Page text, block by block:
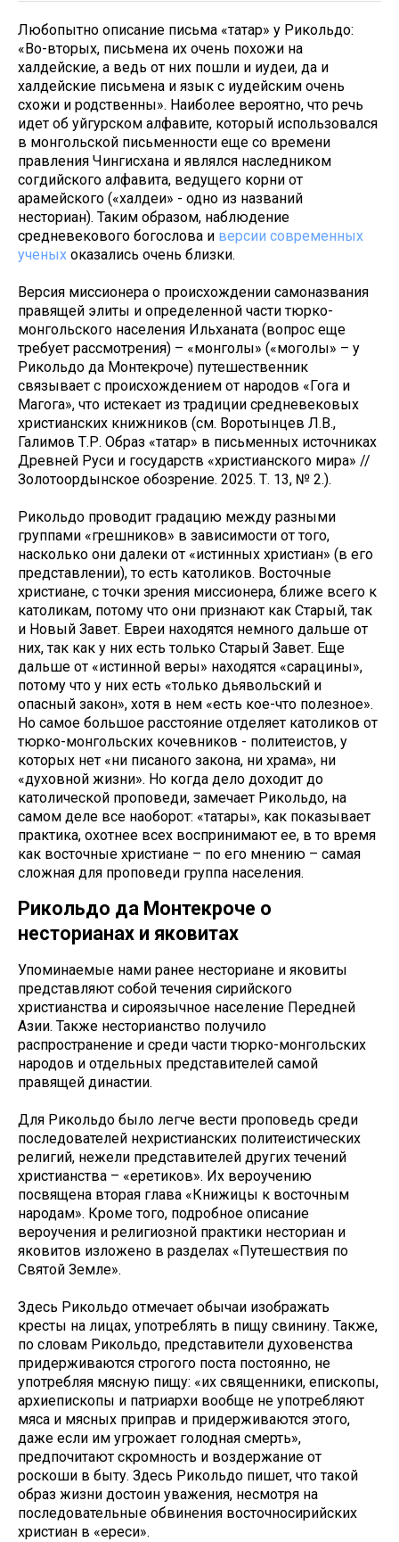
Любопытно описание письма «татар» у Рикольдо:
«Во-вторых, письмена их очень похожи на
халдейские, а ведь от них пошли и иудеи, да и
халдейские письмена и язык с иудейским очень
схожи и родственны». Наиболее вероятно, что речь
идет об уйгурском алфавите, который использовался
в монгольской письменности еще со времени
правления Чингисхана и являлся наследником
согдийского алфавита, ведущего корни от
арамейского («халдеи» - одно из названий
несториан). Таким образом, наблюдение
средневекового богослова и версии современных
ученых оказались очень близки.
Версия миссионера о происхождении самоназвания
правящей элиты и определенной части тюрко-
монгольского населения Ильханата (вопрос еще
требует рассмотрения) – «монголы» («моголы» – у
Рикольдо да Монтекроче) путешественник
связывает с происхождением от народов «Гога и
Магога», что истекает из традиции средневековых
христианских книжников (см. Воротынцев Л.В.,
Галимов Т.Р. Образ «татар» в письменных источниках
Древней Руси и государств «христианского мира» //
Золотоордынское обозрение. 2025. Т. 13, № 2.).
Рикольдо проводит градацию между разными
группами «грешников» в зависимости от того,
насколько они далеки от «истинных христиан» (в его
представлении), то есть католиков. Восточные
христиане, с точки зрения миссионера, ближе всего к
католикам, потому что они признают как Старый, так
и Новый Завет. Евреи находятся немного дальше от
них, так как у них есть только Старый Завет. Еще
дальше от «истинной веры» находятся «сарацины»,
потому что у них есть «только дьявольский и
опасный закон», хотя в нем «есть кое-что полезное».
Но самое большое расстояние отделяет католиков от
тюрко-монгольских кочевников - политеистов, у
которых нет «ни писаного закона, ни храма», ни
«духовной жизни». Но когда дело доходит до
католической проповеди, замечает Рикольдо, на
самом деле все наоборот: «татары», как показывает
практика, охотнее всех воспринимают ее, в то время
как восточные христиане – по его мнению – самая
сложная для проповеди группа населения.
Рикольдо да Монтекроче о
несторианах и яковитах
Упоминаемые нами ранее несториане и яковиты
представляют собой течения сирийского
христианства и сироязычное население Передней
Азии. Также несторианство получило
распространение и среди части тюрко-монгольских
народов и отдельных представителей самой
правящей династии.
Для Рикольдо было легче вести проповедь среди
последователей нехристианских политеистических
религий, нежели представителей других течений
христианства – «еретиков». Их вероучению
посвящена вторая глава «Книжицы к восточным
народам». Кроме того, подробное описание
вероучения и религиозной практики несториан и
яковитов изложено в разделах «Путешествия по
Святой Земле».
Здесь Рикольдо отмечает обычаи изображать
кресты на лицах, употреблять в пищу свинину. Также,
по словам Рикольдо, представители духовенства
придерживаются строгого поста постоянно, не
употребляя мясную пищу: «их священники, епископы,
архиепископы и патриархи вообще не употребляют
мяса и мясных приправ и придерживаются этого,
даже если им угрожает голодная смерть»,
предпочитают скромность и воздержание от
роскоши в быту. Здесь Рикольдо пишет, что такой
образ жизни достоин уважения, несмотря на
последовательные обвинения восточносирийских
христиан в «ереси».